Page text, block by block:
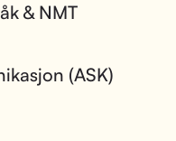
& NMT
(ASK)